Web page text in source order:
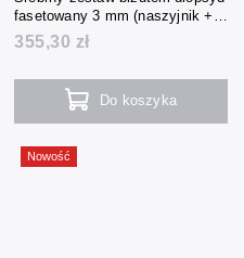
fasetowany 3 mm (naszyjnik +
bransoletka + kolczyki)
355,30 zł
Do koszyka
Nowość